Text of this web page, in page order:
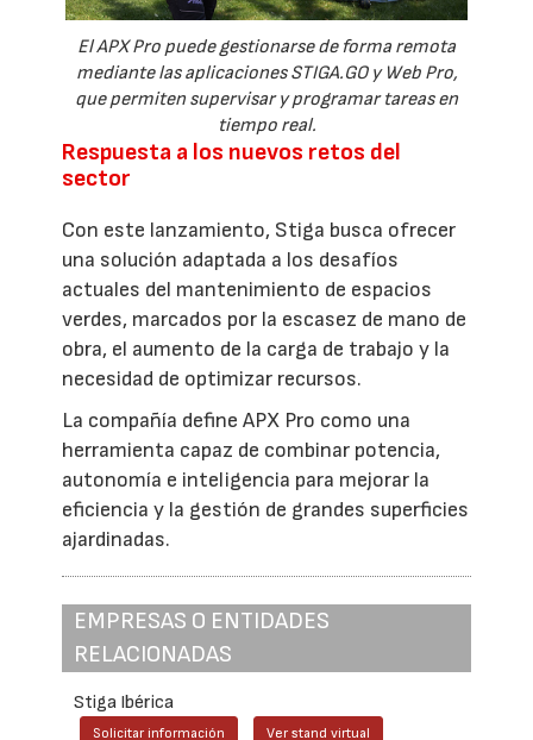
El APX Pro puede gestionarse de forma remota
mediante las aplicaciones STIGA.GO y Web Pro,
que permiten supervisar y programar tareas en
tiempo real.
Respuesta a los nuevos retos del
sector
Con este lanzamiento, Stiga busca ofrecer
una solución adaptada a los desafíos
actuales del mantenimiento de espacios
verdes, marcados por la escasez de mano de
obra, el aumento de la carga de trabajo y la
necesidad de optimizar recursos.
La compañía define APX Pro como una
herramienta capaz de combinar potencia,
autonomía e inteligencia para mejorar la
eficiencia y la gestión de grandes superficies
ajardinadas.
EMPRESAS O ENTIDADES
RELACIONADAS
Stiga Ibérica
Solicitar información Ver stand virtual